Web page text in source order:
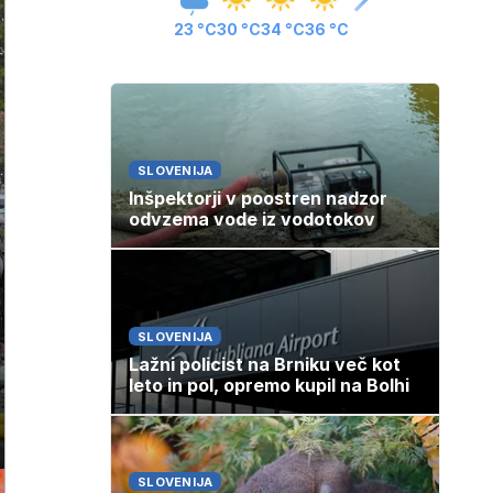
23 °C30 °C34 °C36 °C
SLOVENIJA
Inšpektorji v poostren nadzor
odvzema vode iz vodotokov
SLOVENIJA
Lažni policist na Brniku več kot
leto in pol, opremo kupil na Bolhi
SLOVENIJA